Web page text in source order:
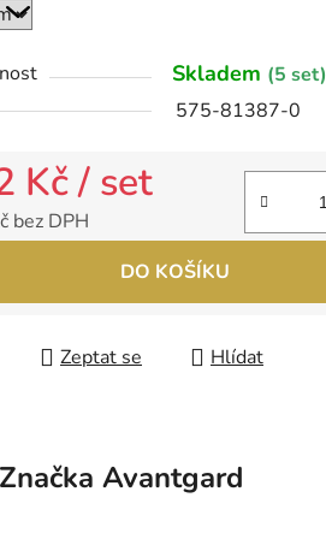
Skladem (5 set)
575-81387-0
Kč/ set
bez DPH
DO KOŠÍKU
Zeptat se Hlídat
Značka Avantgard